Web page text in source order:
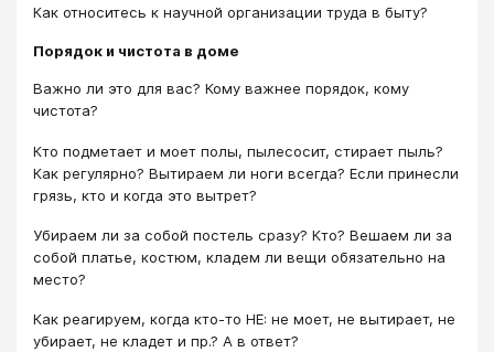
Как относитесь к научной организации труда в быту?
Порядок и чистота в доме
Важно ли это для вас? Кому важнее порядок, кому
чистота?
Кто подметает и моет полы, пылесосит, стирает пыль?
Как регулярно? Вытираем ли ноги всегда? Если принесли
грязь, кто и когда это вытрет?
Убираем ли за собой постель сразу? Кто? Вешаем ли за
собой платье, костюм, кладем ли вещи обязательно на
место?
Как реагируем, когда кто-то НЕ: не моет, не вытирает, не
убирает, не кладет и пр.? А в ответ?